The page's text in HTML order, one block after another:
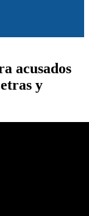
acusados
y